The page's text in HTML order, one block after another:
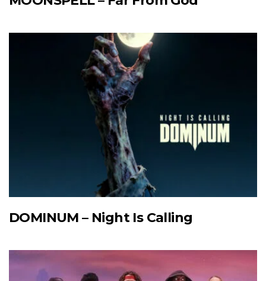
DOMINUM – Night Is Calling